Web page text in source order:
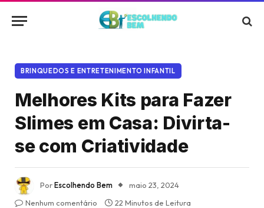
BRINQUEDOS E ENTRETENIMENTO INFANTIL
Melhores Kits para Fazer
Slimes em Casa: Divirta-
se com Criatividade
PorEscolhendo Bem
maio 23, 2024
Nenhum comentário
22 Minutos de Leitura